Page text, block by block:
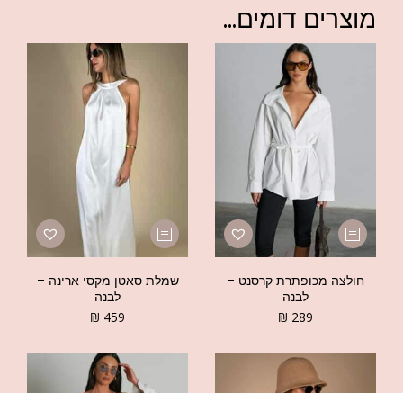
מוצרים דומים...
חולצה מכופתרת קרסנט –
לבנה
₪ 289
שמלת סאטן מקסי ארינה –
לבנה
₪ 459